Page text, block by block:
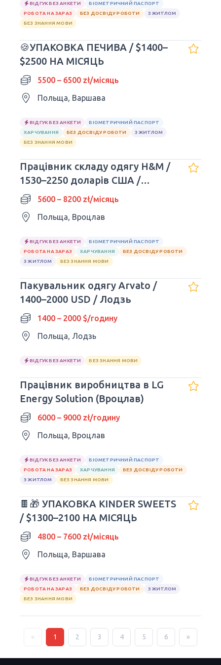
ВІДГУК БЕЗ АНКЕТИ
БІОМЕТРИЧНИЙ ПАСПОРТ
РОБОТА НА ЗАРАЗ
БЕЗ ДОСВІДУ РОБОТИ
З ЖИТЛОМ
БЕЗ ЗНАННЯ МОВИ
🍪УПАКОВКА ПЕЧИВА / $1400–
$2500 НА МІСЯЦЬ
5500 – 6500 zł/місяць
Польща, Варшава
ВІДГУК БЕЗ АНКЕТИ
БІОМЕТРИЧНИЙ ПАСПОРТ
ХАРЧУВАННЯ
БЕЗ ДОСВІДУ РОБОТИ
З ЖИТЛОМ
БЕЗ ЗНАННЯ МОВИ
Працівник складу одягу H&M /
1530–2250 доларів США /
Вроцлав5600 – 8200 zł/місяць
Польща, Вроцлав
ВІДГУК БЕЗ АНКЕТИ
БІОМЕТРИЧНИЙ ПАСПОРТ
РОБОТА НА ЗАРАЗ
ХАРЧУВАННЯ
БЕЗ ДОСВІДУ РОБОТИ
З ЖИТЛОМ
БЕЗ ЗНАННЯ МОВИ
Пакувальник одягу Arvato /
1400–2000 USD / Лодзь
1400 – 2000 $/годину
Польща, Лодзь
ВІДГУК БЕЗ АНКЕТИ БЕЗ ЗНАННЯ МОВИ
Працівник виробництва в LG
Energy Solution (Вроцлав)
6000 – 9000 zł/годину
Польща, Вроцлав
ВІДГУК БЕЗ АНКЕТИ
БІОМЕТРИЧНИЙ ПАСПОРТ
РОБОТА НА ЗАРАЗ
ХАРЧУВАННЯ
БЕЗ ДОСВІДУ РОБОТИ
З ЖИТЛОМ
БЕЗ ЗНАННЯ МОВИ
🍫🎁 УПАКОВКА KINDER SWEETS
/ $1300–2100 НА МІСЯЦЬ
4800 – 7600 zł/місяць
Польща, Варшава
ВІДГУК БЕЗ АНКЕТИ
БІОМЕТРИЧНИЙ ПАСПОРТ
РОБОТА НА ЗАРАЗ
БЕЗ ДОСВІДУ РОБОТИ
З ЖИТЛОМ
БЕЗ ЗНАННЯ МОВИ
« 1 2 3 4 5 6 »